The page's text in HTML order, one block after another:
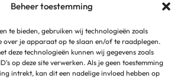
Beheer toestemming
te bieden, gebruiken wij technologieën zoals
over je apparaat op te slaan en/of te raadplegen.
deze technologieën kunnen wij gegevens zoals
op deze site verwerken. Als je geen toestemming
intrekt, kan dit een nadelige invloed hebben op
09:00 – 18:00
09:00 – 18:00
09:00 – 17:00
Gesloten